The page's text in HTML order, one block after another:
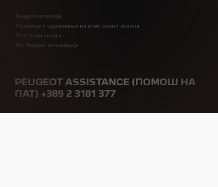
Peugeot историја
Полнење и одржување на електрични возила
Поврзани услуги
My Peugeot апликација
PEUGEOT ASSISTANCE (ПОМОШ НА
ПАТ) +389 2 3181 377